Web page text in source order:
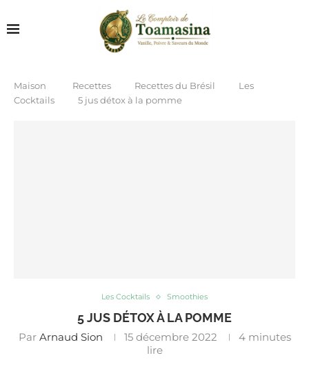
Maison Recettes Recettes du Brésil
Les
Cocktails
5 jus détox à la pomme
Les Cocktails Smoothies
5 JUS DÉTOX À LA POMME
Par Arnaud Sion 15 décembre 2022
4 minutes
lire